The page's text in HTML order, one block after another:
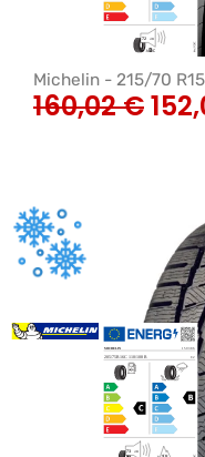
Michelin - 215/70
160,02€